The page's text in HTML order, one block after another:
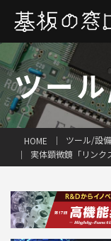
ツー
HOME
ツール/設備
実体顕微鏡「リンク